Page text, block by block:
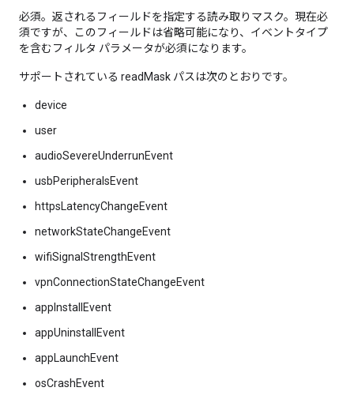
必須。返されるフィールドを指定する読み取りマスク。現在必
須ですが、このフィールドは省略可能になり、イベントタイプ
を含むフィルタ パラメータが必須になります。
サポートされている readMask パスは次のとおりです。
device
user
audioSevereUnderrunEvent
usbPeripheralsEvent
httpsLatencyChangeEvent
networkStateChangeEvent
wifiSignalStrengthEvent
vpnConnectionStateChangeEvent
appInstallEvent
appUninstallEvent
appLaunchEvent
osCrashEvent